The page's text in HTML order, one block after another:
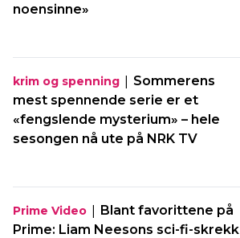
noensinne»
krim og spenning | Sommerens
mest spennende serie er et
«fengslende mysterium» – hele
sesongen nå ute på NRK TV
Prime Video | Blant favorittene på
Prime: Liam Neesons sci-fi-skrekk